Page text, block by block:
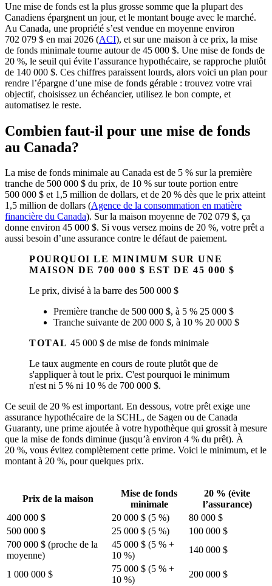
Une mise de fonds est la plus grosse somme que la plupart des
Canadiens épargnent un jour, et le montant bouge avec le marché.
Au Canada, une propriété s’est vendue en moyenne environ
702 079 $ en mai 2026 (ACI(s'ouvre dans un nouvel onglet)
), et sur une maison à ce prix, la mise
de fonds minimale tourne autour de 45 000 $. Une mise de fonds de
20 %, le seuil qui évite l’assurance hypothécaire, se rapproche plutôt
de 140 000 $. Ces chiffres paraissent lourds, alors voici un plan pour
rendre l’épargne d’une mise de fonds gérable : trouvez votre vrai
objectif, choisissez un échéancier, utilisez le bon compte, et
automatisez le reste.
Combien faut-il pour une mise de fonds
au Canada?
La mise de fonds minimale au Canada est de 5 % sur la première
tranche de 500 000 $ du prix, de 10 % sur toute portion entre
500 000 $ et 1,5 million de dollars, et de 20 % dès que le prix atteint
1,5 million de dollars (Agence de la consommation en matière
financière du Canada(s'ouvre dans un nouvel onglet)
). Sur la maison moyenne de 702 079 $, ça
donne environ 45 000 $. Si vous versez moins de 20 %, votre prêt a
aussi besoin d’une assurance contre le défaut de paiement.
POURQUOI LE MINIMUM SUR UNE
MAISON DE 700 000 $ EST DE 45 000 $
Le prix, divisé à la barre des 500 000 $
Première tranche de 500 000 $, à 5 % 25 000 $
Tranche suivante de 200 000 $, à 10 % 20 000 $
TOTAL 45 000 $ de mise de fonds minimale
Le taux augmente en cours de route plutôt que de
s'appliquer à tout le prix. C'est pourquoi le minimum
n'est ni 5 % ni 10 % de 700 000 $.
Ce seuil de 20 % est important. En dessous, votre prêt exige une
assurance hypothécaire de la SCHL, de Sagen ou de Canada
Guaranty, une prime ajoutée à votre hypothèque qui grossit à mesure
que la mise de fonds diminue (jusqu’à environ 4 % du prêt). À
20 %, vous évitez complètement cette prime. Voici le minimum, et le
montant à 20 %, pour quelques prix.
Prix de la maison
Mise de fonds
minimale
20 % (évite
l’assurance)
400 000 $
20 000 $ (5 %)
80 000 $
500 000 $
25 000 $ (5 %)
100 000 $
700 000 $ (proche de la
moyenne)
45 000 $ (5 % +
10 %)
140 000 $
1 000 000 $
75 000 $ (5 % +
10 %)
200 000 $